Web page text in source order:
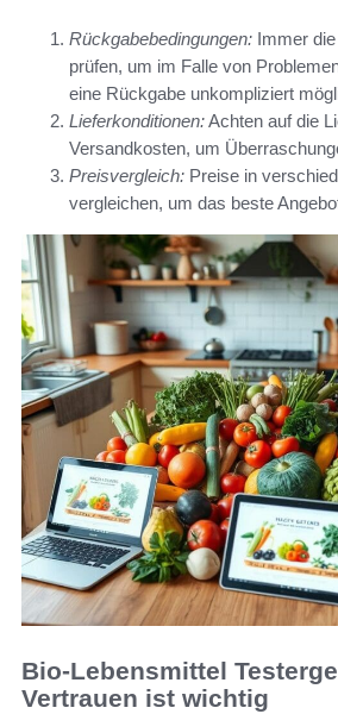
Rückgabebedingungen: Immer
prüfen, um im Falle von
eine Rückgabe unkompliziert
Lieferkonditionen:Achten auf die
Versandkosten, um
Preisvergleich: Preise in
vergleichen, um das beste
Bio-Lebensmittel
Vertrauen ist wichtig